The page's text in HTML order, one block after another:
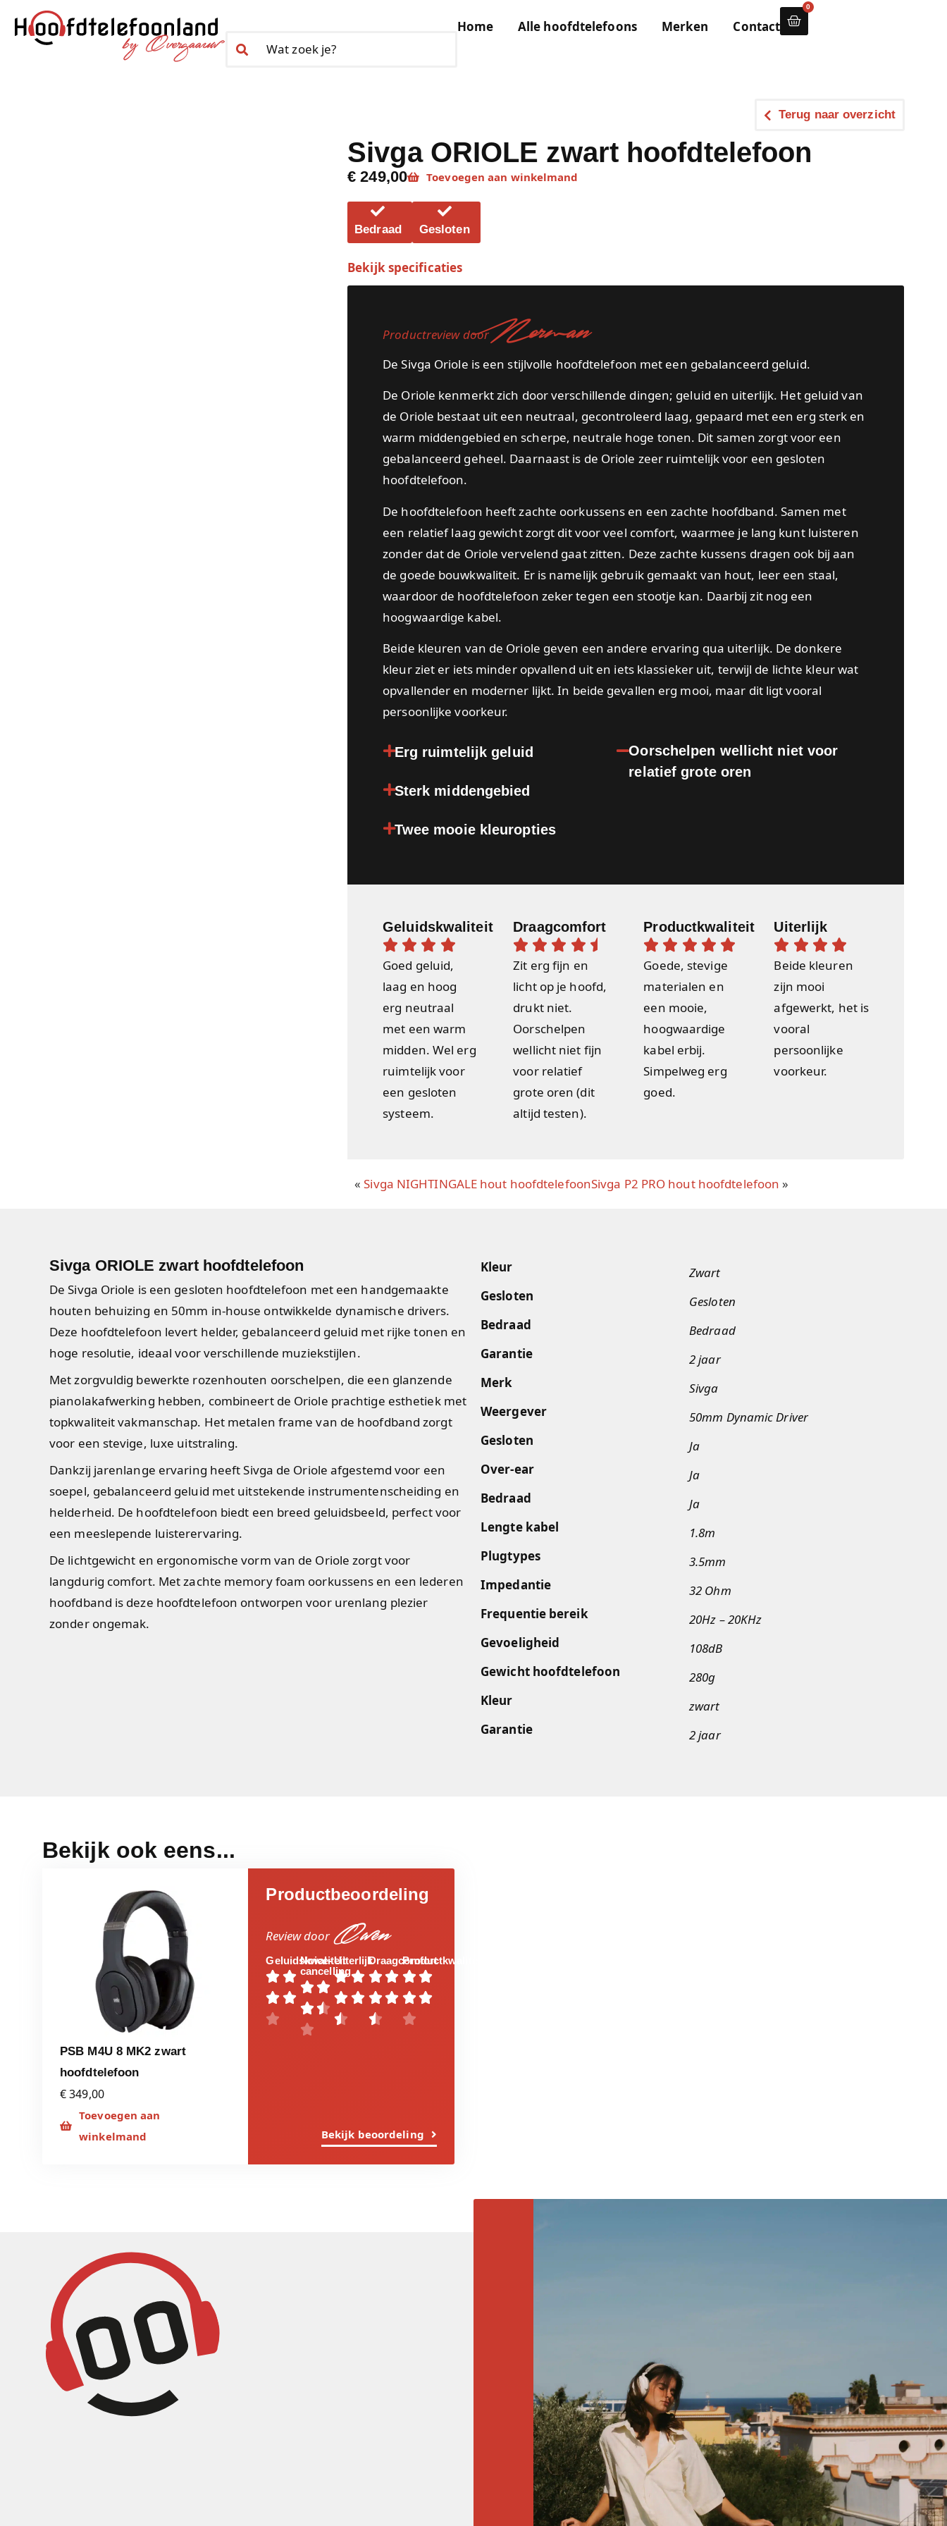
Home Alle hoofdtelefoons Merken Contact
0
Terug naar overzicht
Sivga ORIOLE zwart hoofdtelefoon
€ 249,00 Toevoegen aan winkelmand
Bedraad Gesloten
Bekijk specificaties
Productreview doorNorman
De Sivga Oriole is een stijlvolle hoofdtelefoon met een gebalanceerd geluid.
De Oriole kenmerkt zich door verschillende dingen; geluid en uiterlijk. Het geluid van
de Oriole bestaat uit een neutraal, gecontroleerd laag, gepaard met een erg sterk en
warm middengebied en scherpe, neutrale hoge tonen. Dit samen zorgt voor een
gebalanceerd geheel. Daarnaast is de Oriole zeer ruimtelijk voor een gesloten
hoofdtelefoon.
De hoofdtelefoon heeft zachte oorkussens en een zachte hoofdband. Samen met
een relatief laag gewicht zorgt dit voor veel comfort, waarmee je lang kunt luisteren
zonder dat de Oriole vervelend gaat zitten. Deze zachte kussens dragen ook bij aan
de goede bouwkwaliteit. Er is namelijk gebruik gemaakt van hout, leer een staal,
waardoor de hoofdtelefoon zeker tegen een stootje kan. Daarbij zit nog een
hoogwaardige kabel.
Beide kleuren van de Oriole geven een andere ervaring qua uiterlijk. De donkere
kleur ziet er iets minder opvallend uit en iets klassieker uit, terwijl de lichte kleur wat
opvallender en moderner lijkt. In beide gevallen erg mooi, maar dit ligt vooral
persoonlijke voorkeur.
Erg ruimtelijk geluid
Sterk middengebied
Twee mooie kleuropties
Oorschelpen wellicht niet voor
relatief grote oren
Geluidskwaliteit
   
Goed geluid,
laag en hoog
erg neutraal
met een warm
midden. Wel erg
ruimtelijk voor
een gesloten
systeem.
Draagcomfort
    
Zit erg fijn en
licht op je hoofd,
drukt niet.
Oorschelpen
wellicht niet fijn
voor relatief
grote oren (dit
altijd testen).
Productkwaliteit
    
Goede, stevige
materialen en
een mooie,
hoogwaardige
kabel erbij.
Simpelweg erg
goed.
Uiterlijk
   
Beide kleuren
zijn mooi
afgewerkt, het is
vooral
persoonlijke
voorkeur.
«Sivga NIGHTINGALE hout hoofdtelefoonSivga P2 PRO hout hoofdtelefoon »
Sivga ORIOLE zwart hoofdtelefoon
De Sivga Oriole is een gesloten hoofdtelefoon met een handgemaakte
houten behuizing en 50mm in-house ontwikkelde dynamische drivers.
Deze hoofdtelefoon levert helder, gebalanceerd geluid met rijke tonen en
hoge resolutie, ideaal voor verschillende muziekstijlen.
Met zorgvuldig bewerkte rozenhouten oorschelpen, die een glanzende
pianolakafwerking hebben, combineert de Oriole prachtige esthetiek met
topkwaliteit vakmanschap. Het metalen frame van de hoofdband zorgt
voor een stevige, luxe uitstraling.
Dankzij jarenlange ervaring heeft Sivga de Oriole afgestemd voor een
soepel, gebalanceerd geluid met uitstekende instrumentenscheiding en
helderheid. De hoofdtelefoon biedt een breed geluidsbeeld, perfect voor
een meeslepende luisterervaring.
De lichtgewicht en ergonomische vorm van de Oriole zorgt voor
langdurig comfort. Met zachte memory foam oorkussens en een lederen
hoofdband is deze hoofdtelefoon ontworpen voor urenlang plezier
zonder ongemak.
Kleur
Zwart
Gesloten
Gesloten
Bedraad
Bedraad
Garantie
2 jaar
Merk
Sivga
Weergever
50mm Dynamic Driver
Gesloten
Ja
Over-ear
Ja
Bedraad
Ja
Lengte kabel
1.8m
Plugtypes
3.5mm
Impedantie
32 Ohm
Frequentie bereik
20Hz – 20KHz
Gevoeligheid
108dB
Gewicht hoofdtelefoon
280g
Kleur
zwart
Garantie
2 jaar
Bekijk ook eens...
PSB M4U 8 MK2 zwart
hoofdtelefoon
€ 349,00
Toevoegen aan
winkelmand
Productbeoordeling
Review doorOwen
Geluidskwaliteit
 
 

Noice-
cancelling



Uiterlijk

 

Draagcomfort



Productkwaliteit



Bekijk beoordeling